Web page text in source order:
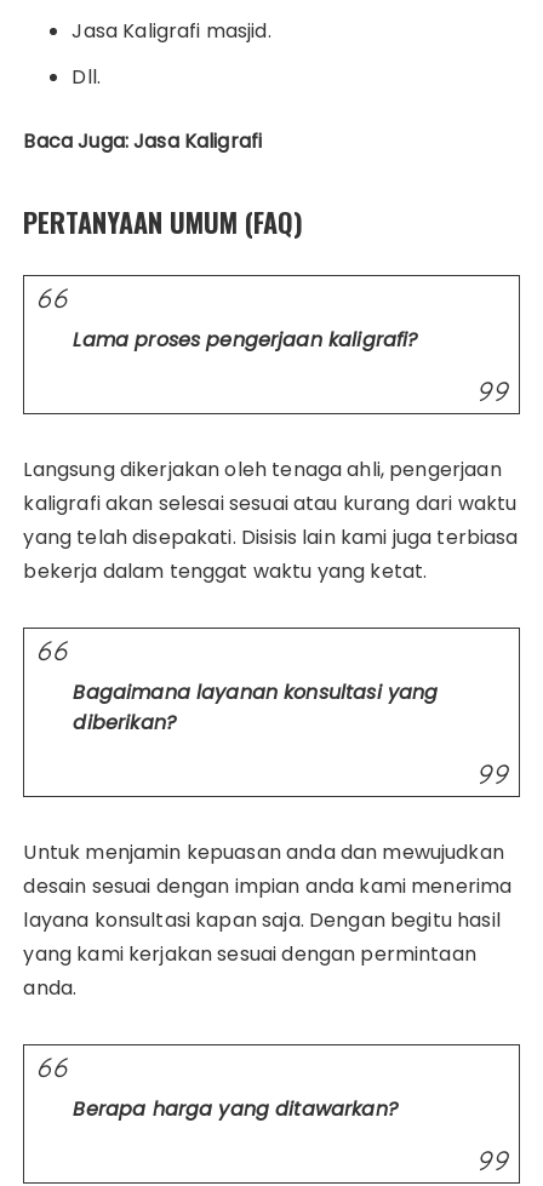
Jasa Kaligrafi masjid.
Dll.
Baca Juga: Jasa Kaligrafi
PERTANYAAN UMUM (FAQ)
Lama proses pengerjaan kaligrafi?
Langsung dikerjakan oleh tenaga ahli, pengerjaan
kaligrafi akan selesai sesuai atau kurang dari waktu
yang telah disepakati. Disisis lain kami juga terbiasa
bekerja dalam tenggat waktu yang ketat.
Bagaimana layanan konsultasi yang
diberikan?
Untuk menjamin kepuasan anda dan mewujudkan
desain sesuai dengan impian anda kami menerima
layana konsultasi kapan saja. Dengan begitu hasil
yang kami kerjakan sesuai dengan permintaan
anda.
Berapa harga yang ditawarkan?